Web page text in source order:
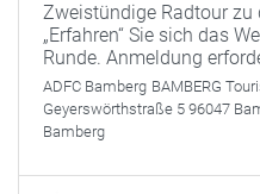
Zweistündige Radtour zu
„Erfahren“ Sie sich das
Runde. Anmeldung
ADFC Bamberg BAMBERG
Geyerswörthstraße 5 96047
Bamberg